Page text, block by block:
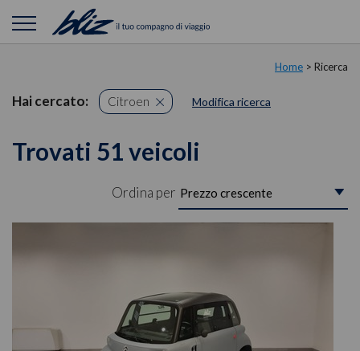
Home > Ricerca
Hai cercato: Citroen Modifica ricerca
Trovati 51 veicoli
Ordina per